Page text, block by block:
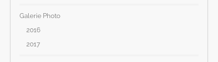
Galerie Photo
2016
2017